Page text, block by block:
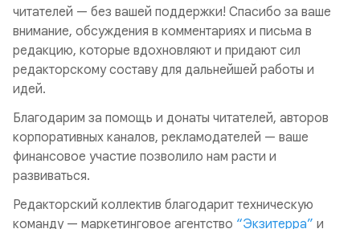
читателей — без вашей поддержки! Спасибо за ваше
внимание, обсуждения в комментариях и письма в
редакцию, которые вдохновляют и придают сил
редакторскому составу для дальнейшей работы и
идей.
Благодарим за помощь и донаты читателей, авторов
корпоративных каналов, рекламодателей — ваше
финансовое участие позволило нам расти и
развиваться.
Редакторский коллектив благодарит техническую
команду — маркетинговое агентство “Экзитерра” и